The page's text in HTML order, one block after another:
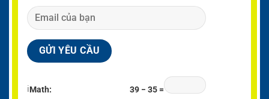
ℹMath: 39 − 35 =